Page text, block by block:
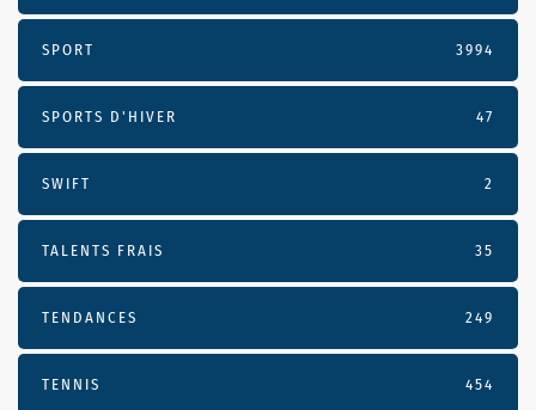
SPORT 3994
SPORTS D'HIVER 47
SWIFT 2
TALENTS FRAIS 35
TENDANCES 249
TENNIS 454